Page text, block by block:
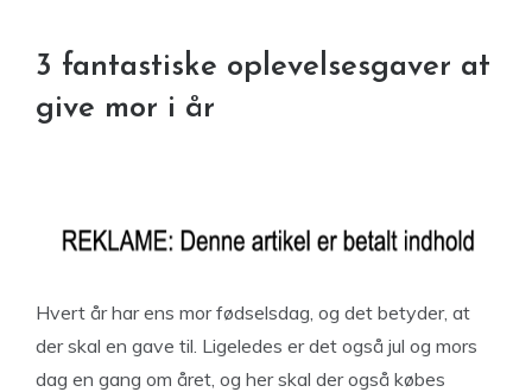
3 fantastiske oplevelsesgaver at
give mor i år
Hvert år har ens mor fødselsdag, og det betyder, at
der skal en gave til. Ligeledes er det også jul og mors
dag en gang om året, og her skal der også købes